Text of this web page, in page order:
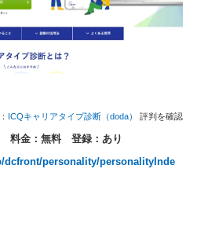
ICQキャリアタイプ診断（doda） 評判を確認
料金：無料 登録：あり
dcfront/personality/personalityInde